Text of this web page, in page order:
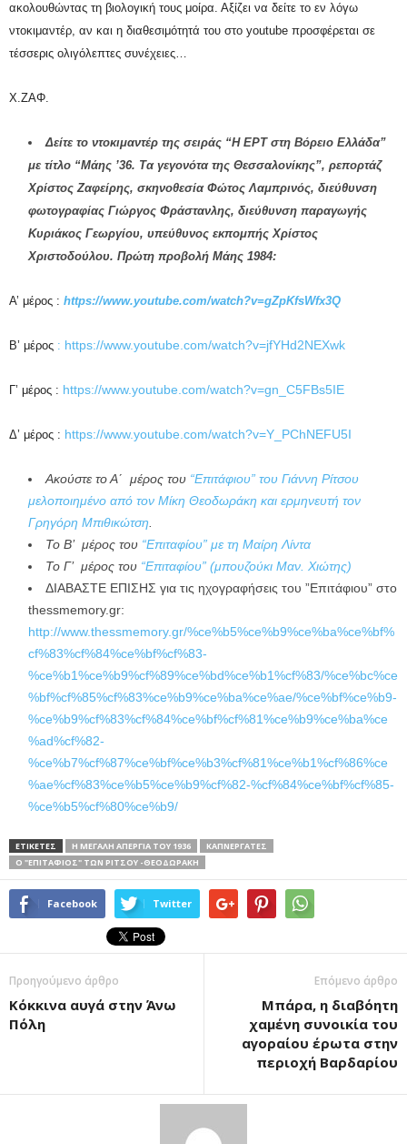
ακολουθώντας τη βιολογική τους μοίρα. Αξίζει να δείτε το εν λόγω
ντοκιμαντέρ, αν και η διαθεσιμότητά του στο youtube προσφέρεται σε
τέσσερις ολιγόλεπτες συνέχειες…
Χ.ΖΑΦ.
Δείτε το ντοκιμαντέρ της σειράς “Η ΕΡΤ στη Βόρειο Ελλάδα”
με τίτλο “Μάης ’36. Τα γεγονότα της Θεσσαλονίκης”, ρεπορτάζ
Χρίστος Ζαφείρης, σκηνοθεσία Φώτος Λαμπρινός, διεύθυνση
φωτογραφίας Γιώργος Φράστανλης, διεύθυνση παραγωγής
Κυριάκος Γεωργίου, υπεύθυνος εκπομπής Χρίστος
Χριστοδούλου. Πρώτη προβολή Μάης 1984:
Α’ μέρος : https://www.youtube.com/watch?v=gZpKfsWfx3Q
Β’ μέρος : https://www.youtube.com/watch?v=jfYHd2NEXwk
Γ’ μέρος : https://www.youtube.com/watch?v=gn_C5FBs5IE
Δ’ μέρος : https://www.youtube.com/watch?v=Y_PChNEFU5I
Ακούστε το Α΄ μέρος του “Επιτάφιου” του Γιάννη Ρίτσου
μελοποιημένο από τον Μίκη Θεοδωράκη και ερμηνευτή τον
Γρηγόρη Μπιθικώτση.
Το Β’ μέρος του “Επιταφίου” με τη Μαίρη Λίντα
Το Γ’ μέρος του “Επιταφίου” (μπουζούκι Μαν. Χιώτης)
ΔΙΑΒΑΣΤΕ ΕΠΙΣΗΣ για τις ηχογραφήσεις του ”Επιτάφιου” στο
thessmemory.gr:
http://www.thessmemory.gr/%ce%b5%ce%b9%ce%ba%ce%bf%
cf%83%cf%84%ce%bf%cf%83-
%ce%b1%ce%b9%cf%89%ce%bd%ce%b1%cf%83/%ce%bc%ce
%bf%cf%85%cf%83%ce%b9%ce%ba%ce%ae/%ce%bf%ce%b9-
%ce%b9%cf%83%cf%84%ce%bf%cf%81%ce%b9%ce%ba%ce
%ad%cf%82-
%ce%b7%cf%87%ce%bf%ce%b3%cf%81%ce%b1%cf%86%ce
%ae%cf%83%ce%b5%ce%b9%cf%82-%cf%84%ce%bf%cf%85-
%ce%b5%cf%80%ce%b9/
ΕΤΙΚΕΤΕΣ Η ΜΕΓΆΛΗ ΑΠΕΡΓΊΑ ΤΟΥ 1936
ΚΑΠΝΕΡΓΆΤΕΣ
Ο "ΕΠΙΤΆΦΙΟΣ" ΤΩΝ ΡΊΤΣΟΥ -ΘΕΟΔΩΡΆΚΗ
Facebook Twitter
Προηγούμενο άρθρο
Kόκκινα αυγά στην Άνω
Πόλη
Επόμενο άρθρο
Μπάρα, η διαβόητη
χαμένη συνοικία του
αγοραίου έρωτα στην
περιοχή Βαρδαρίου